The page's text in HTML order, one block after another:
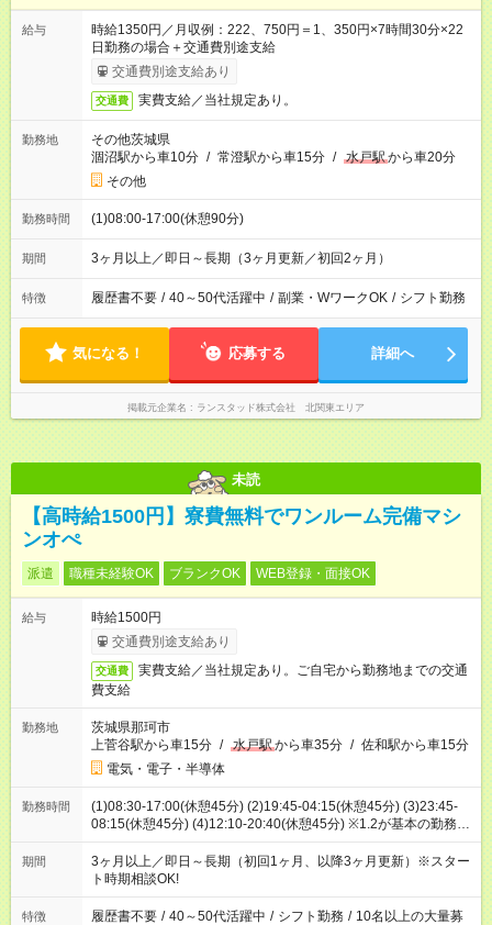
給与
時給1350円／月収例：222、750円＝1、350円×7時間30分×22
日勤務の場合＋交通費別途支給
交通費別途支給あり
交通費 実費支給／当社規定あり。
勤務地
その他茨城県
涸沼駅から車10分 / 常澄駅から車15分 / 水戸駅から車20分
その他
勤務時間 (1)08:00-17:00(休憩90分)
期間 3ヶ月以上／即日～長期（3ヶ月更新／初回2ヶ月）
特徴 履歴書不要 / 40～50代活躍中 / 副業・WワークOK / シフト勤務
気になる！ 応募する 詳細へ
掲載元企業名 ランスタッド株式会社 北関東エリア
未読
【高時給1500円】寮費無料でワンルーム完備マシ
ンオぺ
派遣 職種未経験OK ブランクOK WEB登録・面接OK
給与
時給1500円
交通費別途支給あり
交通費
実費支給／当社規定あり。ご自宅から勤務地までの交通
費支給
勤務地
茨城県那珂市
上菅谷駅から車15分 / 水戸駅から車35分 / 佐和駅から車15分
電気・電子・半導体
勤務時間
(1)08:30-17:00(休憩45分) (2)19:45-04:15(休憩45分) (3)23:45-
08:15(休憩45分) (4)12:10-20:40(休憩45分) ※1.2が基本の勤務時
間です！3ヶ月後から3.4勤務も組み込まれます！
期間
3ヶ月以上／即日～長期（初回1ヶ月、以降3ヶ月更新）※スター
ト時期相談OK!
特徴 履歴書不要 / 40～50代活躍中 / シフト勤務 / 10名以上の大量募